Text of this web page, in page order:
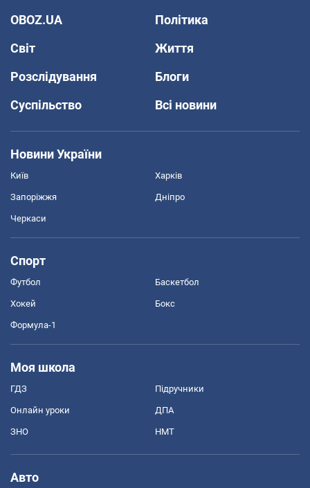
OBOZ.UA
Політика
Світ
Життя
Розслідування
Блоги
Суспільство
Всі новини
Новини України
Київ Харків
Запоріжжя Дніпро
Черкаси
Спорт
Футбол Баскетбол
Хокей Бокс
Формула-1
Моя школа
ГДЗ Підручники
Онлайн уроки ДПА
ЗНО НМТ
Авто